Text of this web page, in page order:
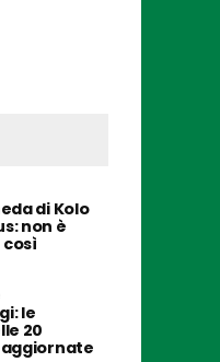
di Kolo
non è
le
20
aggiornate